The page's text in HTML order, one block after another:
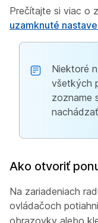
Prečítajte si viac o
uzamknuté
Niektoré
všetkých
zozname
Ako otvoriť
Na zariadeniach
ovládačoch